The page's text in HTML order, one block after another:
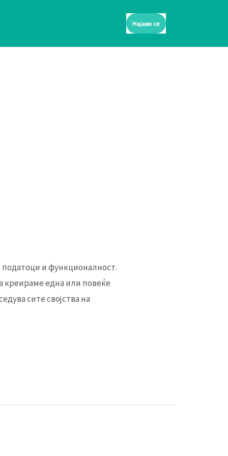
Најави се
податоци и функционалност.
креираме една или повеќе
сите својства на